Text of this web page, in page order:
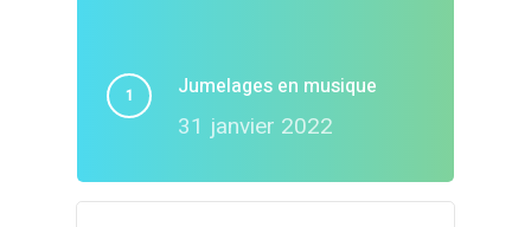
Jumelages en musique
31 janvier 2022